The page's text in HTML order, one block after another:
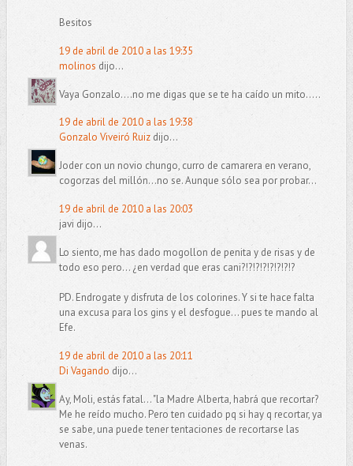
Besitos
19 de abril de 2010 a las 19:35
molinos dijo...
Vaya Gonzalo....no me digas que se te ha caído un mito.....
19 de abril de 2010 a las 19:38
Gonzalo Viveiró Ruizdijo...
Joder con un novio chungo, curro de camarera en verano,
cogorzas del millón...no se. Aunque sólo sea por probar...
19 de abril de 2010 a las 20:03
javi dijo...
Lo siento, me has dado mogollon de penita y de risas y de
todo eso pero... ¿en verdad que eras cani?!?!?!?!?!?!?!?
PD. Endrogate y disfruta de los colorines. Y si te hace falta
una excusa para los gins y el desfogue... pues te mando al
Efe.
19 de abril de 2010 a las 20:11
Di Vagando dijo...
Ay, Moli, estás fatal... "la Madre Alberta, habrá que recortar?
Me he reído mucho. Pero ten cuidado pq si hay q recortar, ya
se sabe, una puede tener tentaciones de recortarse las
venas.